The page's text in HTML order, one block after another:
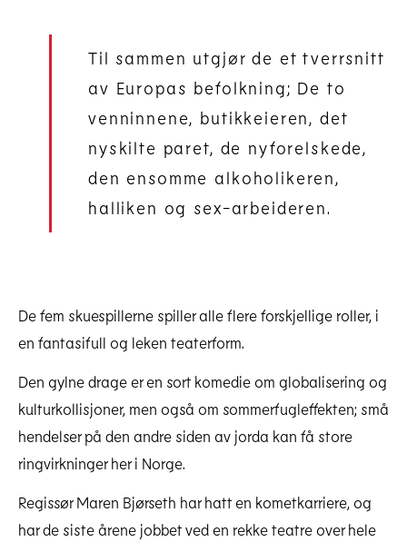
Til sammen utgjør de et tverrsnitt
av Europas befolkning; De to
venninnene, butikkeieren, det
nyskilte paret, de nyforelskede,
den ensomme alkoholikeren,
halliken og sex-arbeideren.
De fem skuespillerne spiller alle flere forskjellige roller, i
en fantasifull og leken teaterform.
Den gylne drage er en sort komedie om globalisering og
kulturkollisjoner, men også om sommerfugleffekten; små
hendelser på den andre siden av jorda kan få store
ringvirkninger her i Norge.
Regissør Maren Bjørseth har hatt en kometkarriere, og
har de siste årene jobbet ved en rekke teatre over hele